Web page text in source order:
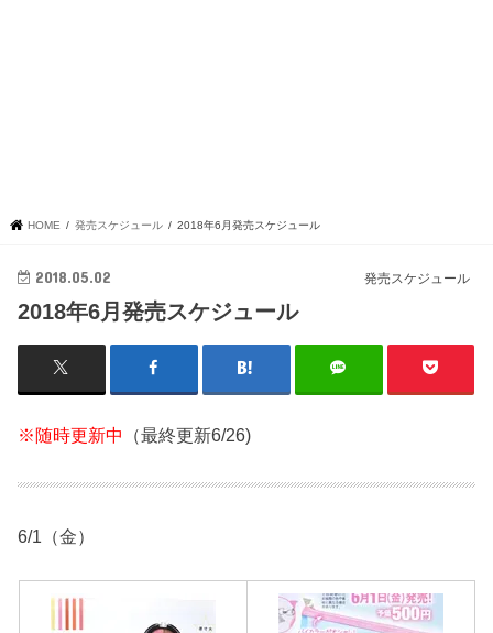
HOME 発売スケジュール 2018年6月発売スケジュール
発売スケジュール
2018.05.02
2018年6月発売スケジュール
※随時更新中 （最終更新6/26)
6/1（金）